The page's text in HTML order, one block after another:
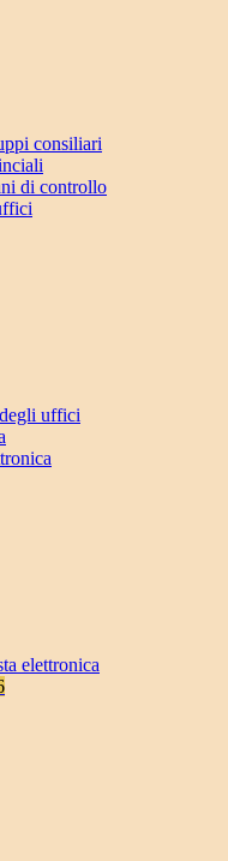
consiliari
di controllo
uffici
elettronica